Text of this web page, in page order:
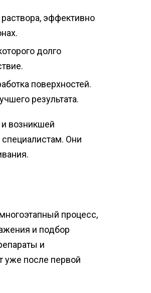
эффективно
долго
поверхностей.
результата.
возникшей
Они
процесс,
и подбор
и
уже после первой